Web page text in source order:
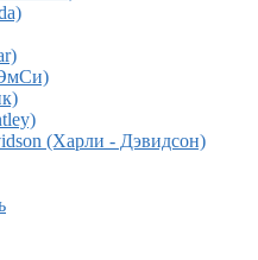
(Харли - Дэвидсон)